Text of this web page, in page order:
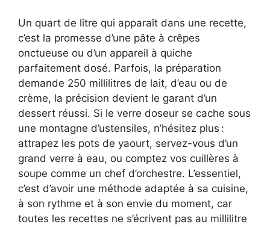
Un quart de litre qui apparaît dans une recette,
c’est la promesse d’une pâte à crêpes
onctueuse ou d’un appareil à quiche
parfaitement dosé. Parfois, la préparation
demande 250 millilitres de lait, d’eau ou de
crème, la précision devient le garant d’un
dessert réussi. Si le verre doseur se cache sous
une montagne d’ustensiles, n’hésitez plus :
attrapez les pots de yaourt, servez-vous d’un
grand verre à eau, ou comptez vos cuillères à
soupe comme un chef d’orchestre. L’essentiel,
c’est d’avoir une méthode adaptée à sa cuisine,
à son rythme et à son envie du moment, car
toutes les recettes ne s’écrivent pas au millilitre